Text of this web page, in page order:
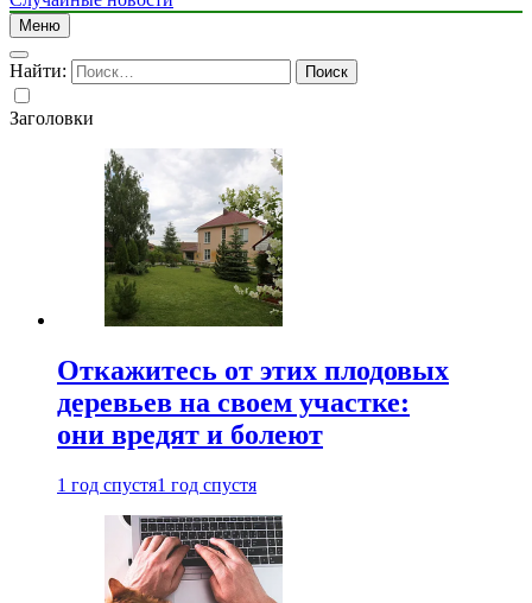
Меню
Найти:
Заголовки
Откажитесь от этих плодовых
деревьев на своем участке:
они вредят и болеют
1 год спустя1 год спустя